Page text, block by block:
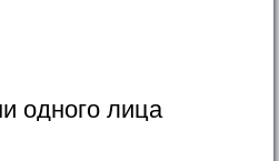
одного лица